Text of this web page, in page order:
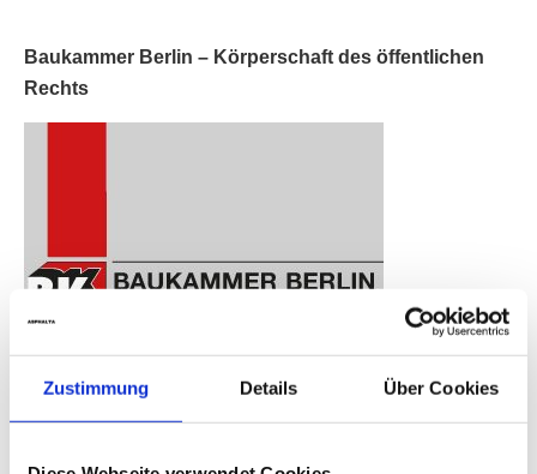
Zustimmung Details Über Cookies
Baukammer Berlin – Körperschaft des öffentlichen
Rechts